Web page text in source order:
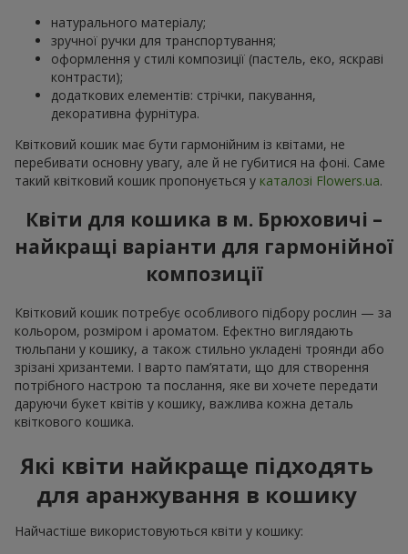
натурального матеріалу;
зручної ручки для транспортування;
оформлення у стилі композиції (пастель, еко, яскраві
контрасти);
додаткових елементів: стрічки, пакування,
декоративна фурнітура.
Квітковий кошик має бути гармонійним із квітами, не
перебивати основну увагу, але й не губитися на фоні. Саме
такий квітковий кошик пропонується у каталозі Flowers.ua.
Квіти для кошика в м. Брюховичі –
найкращі варіанти для гармонійної
композиції
Квітковий кошик потребує особливого підбору рослин — за
кольором, розміром і ароматом. Ефектно виглядають
тюльпани у кошику, а також стильно укладені троянди або
зрізані хризантеми. І варто пам’ятати, що для створення
потрібного настрою та послання, яке ви хочете передати
даруючи букет квітів у кошику, важлива кожна деталь
квіткового кошика.
Які квіти найкраще підходять
для аранжування в кошику
Найчастіше використовуються квіти у кошику: